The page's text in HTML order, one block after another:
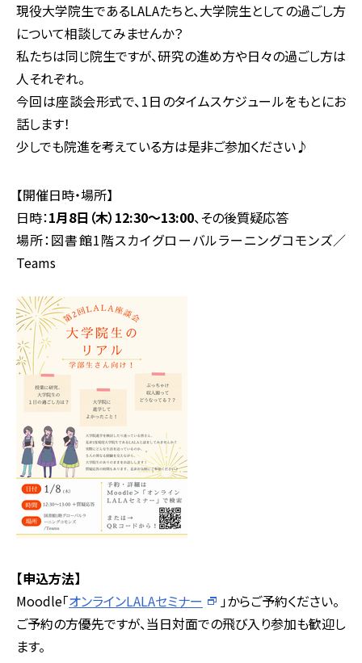
現役大学院生であるLALAたちと、大学院生としての過ごし方
について相談してみませんか？
私たちは同じ院生ですが、研究の進め方や日々の過ごし方は
人それぞれ。
今回は座談会形式で、1日のタイムスケジュールをもとにお
話します！
少しでも院進を考えている方は是非ご参加ください♪
【開催日時・場所】
日時：1月8日（木）12:30〜13:00、その後質疑応答
場所：図書館1階スカイグローバルラーニングコモンズ／
Teams
【申込方法】
Moodle「オンラインLALAセミナー
」からご予約ください。
ご予約の方優先ですが、当日対面での飛び入り参加も歓迎し
ます。